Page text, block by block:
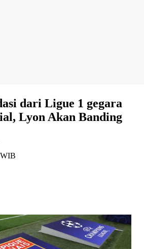
dari Ligue 1 gegara
Lyon Akan Banding